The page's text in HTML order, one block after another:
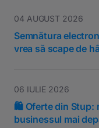
04 AUGUST 2026
Semnătura
vrea să scape de
06 IULIE 2026
🛍️ Oferte din Stup:
businessul mai